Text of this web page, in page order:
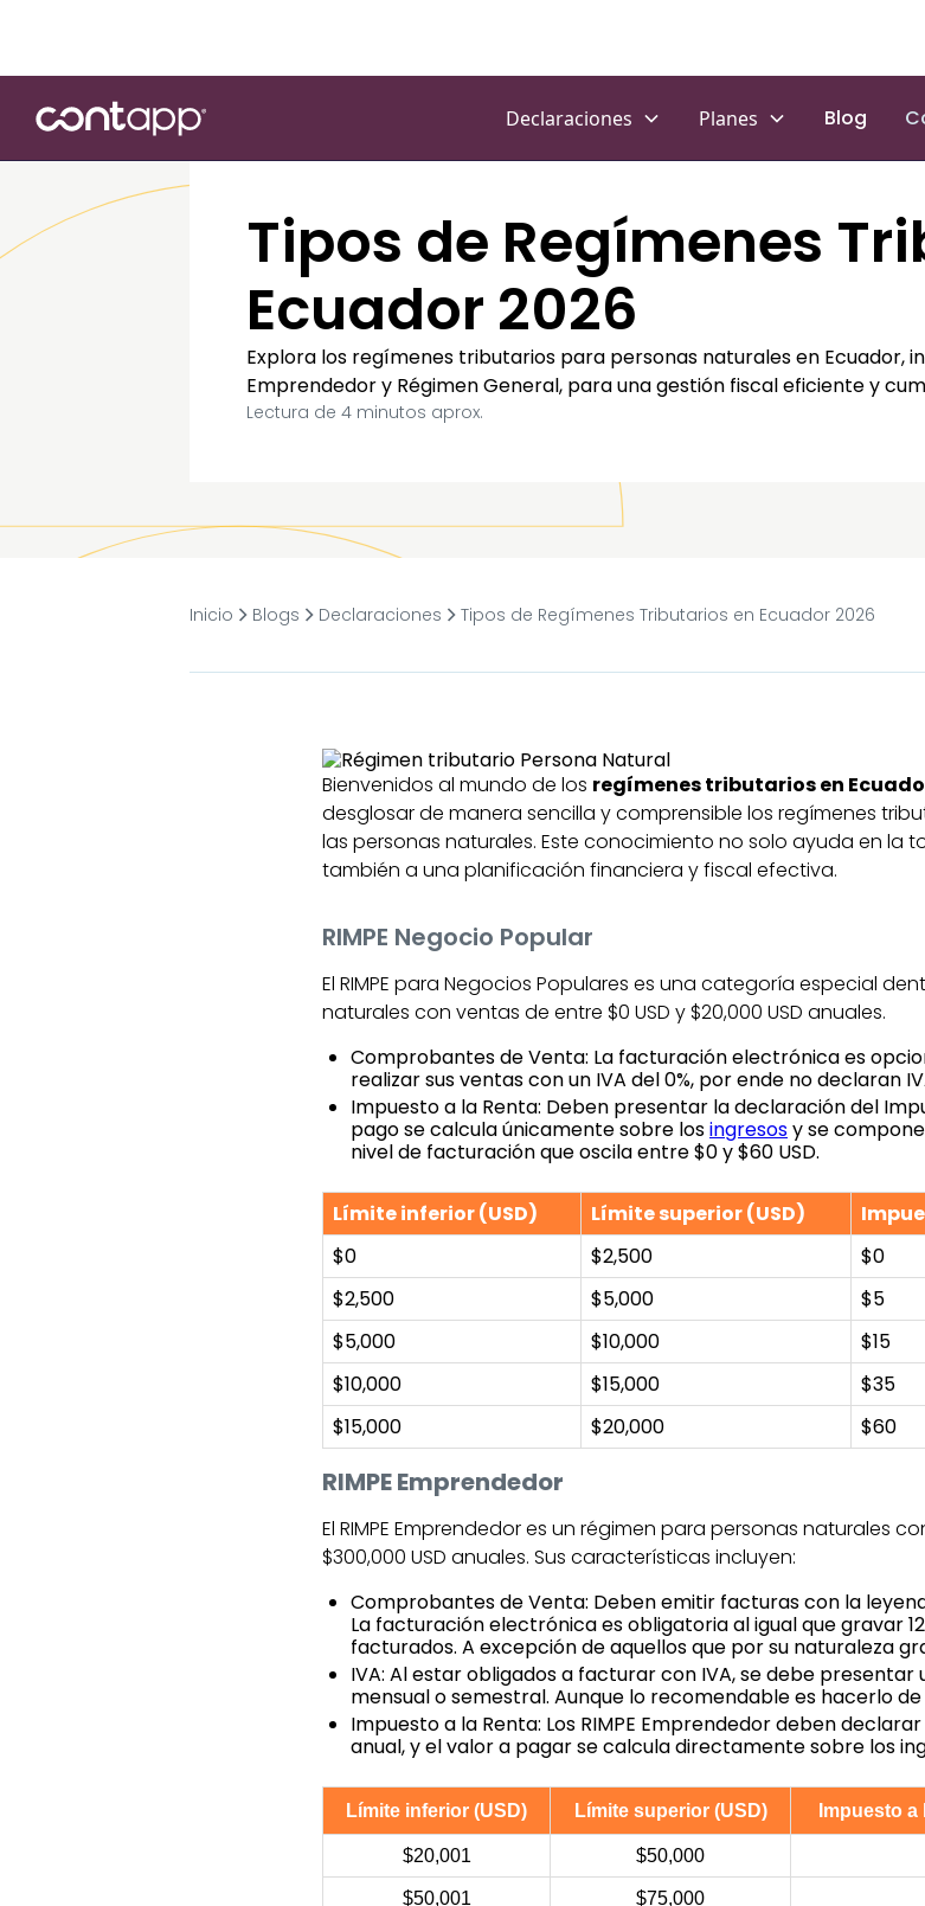
Declaraciones Planes Blog
Tipos de Regímenes
Ecuador 2026
Explora los regímenes tributarios para personas naturales en Ecuador,
Emprendedor y Régimen General, para una gestión fiscal eficiente y
Lectura de 4 minutos aprox.
Inicio Blogs Declaraciones Tipos de Regímenes Tributarios en Ecuador 2026
Bienvenidos al mundo de los regímenes tributarios en
desglosar de manera sencilla y comprensible los regímenes
las personas naturales. Este conocimiento no solo ayuda en la
también a una planificación financiera y fiscal efectiva.
RIMPE Negocio Popular
El RIMPE para Negocios Populares es una categoría especial
naturales con ventas de entre $0 USD y $20,000 USD anuales.
Comprobantes de Venta: La facturación electrónica es
realizar sus ventas con un IVA del 0%, por ende no declaran
Impuesto a la Renta: Deben presentar la declaración del
pago se calcula únicamente sobre losingresosy se
nivel de facturación que oscila entre $0 y $60 USD.
Límite inferior (USD) Límite superior (USD)
$0
$2,500
$0
$2,500
$5,000
$5
$5,000
$10,000
$15
$10,000
$15,000
$35
$15,000
$20,000 $60
RIMPE Emprendedor
El RIMPE Emprendedor es un régimen para personas naturales
$300,000 USD anuales. Sus características incluyen:
Comprobantes de Venta: Deben emitir facturas con la
La facturación electrónica es obligatoria al igual que gravar
facturados. A excepción de aquellos que por su naturaleza
IVA: Al estar obligados a facturar con IVA, se debe
mensual o semestral. Aunque lo recomendable es hacerlo
Impuesto a la Renta: Los RIMPE Emprendedor deben
anual, y el valor a pagar se calcula directamente sobre los
Límite inferior (USD) Límite superior (USD) Impuesto
$20,001 $50,000
$50,001 $75,000